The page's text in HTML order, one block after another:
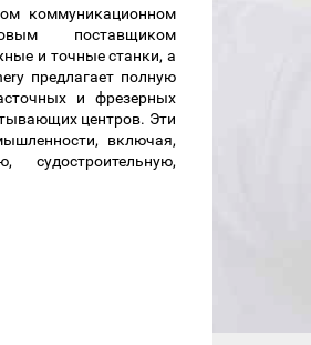
коммуникационном
поставщиком
и точные станки, а
предлагает полную
и фрезерных
центров. Эти
включая,
судостроительную,